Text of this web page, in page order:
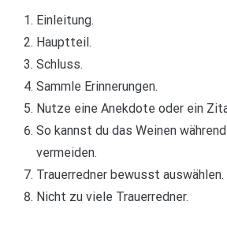
Einleitung.
Hauptteil.
Schluss.
Sammle Erinnerungen.
Nutze eine Anekdote oder ein
So kannst du das Weinen
vermeiden.
Trauerredner bewusst auswählen.
Nicht zu viele Trauerredner.